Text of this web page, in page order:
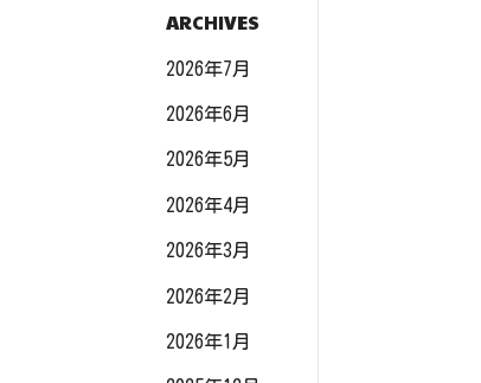
ARCHIVES
2026年7月
2026年6月
2026年5月
2026年4月
2026年3月
2026年2月
2026年1月